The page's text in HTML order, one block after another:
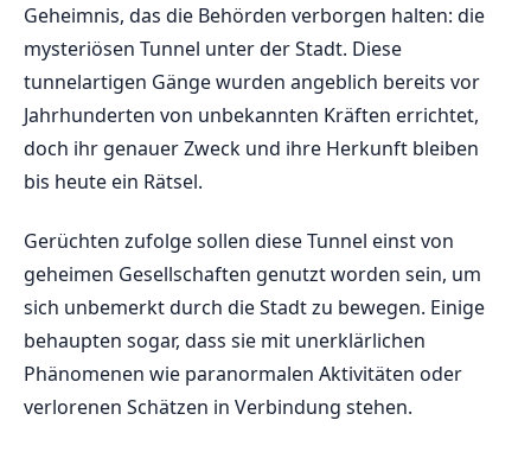
⁣Geheimnis, das die Behörden⁤ verborgen ​halten: die
mysteriösen‌ Tunnel unter der Stadt. ⁤Diese
‌tunnelartigen Gänge​ wurden angeblich bereits vor
Jahrhunderten von unbekannten Kräften errichtet,
doch ⁢ihr genauer Zweck und ihre Herkunft⁣ bleiben
‍bis heute ⁢ein⁣ Rätsel.
Gerüchten ⁢zufolge sollen diese‍ Tunnel einst von
geheimen Gesellschaften genutzt worden sein, um
sich unbemerkt​ durch die Stadt zu bewegen. Einige
behaupten sogar, dass ⁤sie‌ mit unerklärlichen
⁤Phänomenen wie ‌paranormalen Aktivitäten oder
verlorenen Schätzen in Verbindung stehen.